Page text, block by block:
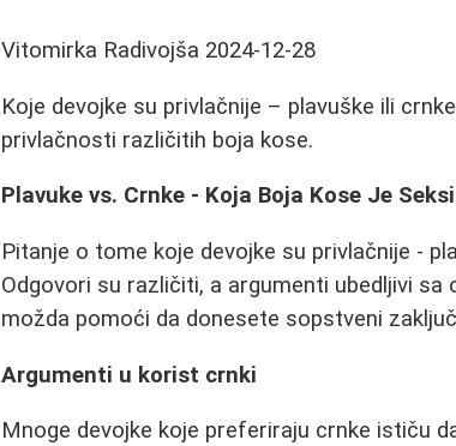
Vitomirka Radivojša 2024-12-28
Koje devojke su privlačnije – plavuške ili
privlačnosti različitih boja kose.
Plavuke vs. Crnke - Koja Boja Kose Je
Pitanje o tome koje devojke su privlačnije -
Odgovori su različiti, a argumenti ubedljivi
možda pomoći da donesete sopstveni
Argumenti u korist crnki
Mnoge devojke koje preferiraju crnke ističu